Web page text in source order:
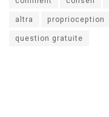
altra
proprioception
question gratuite